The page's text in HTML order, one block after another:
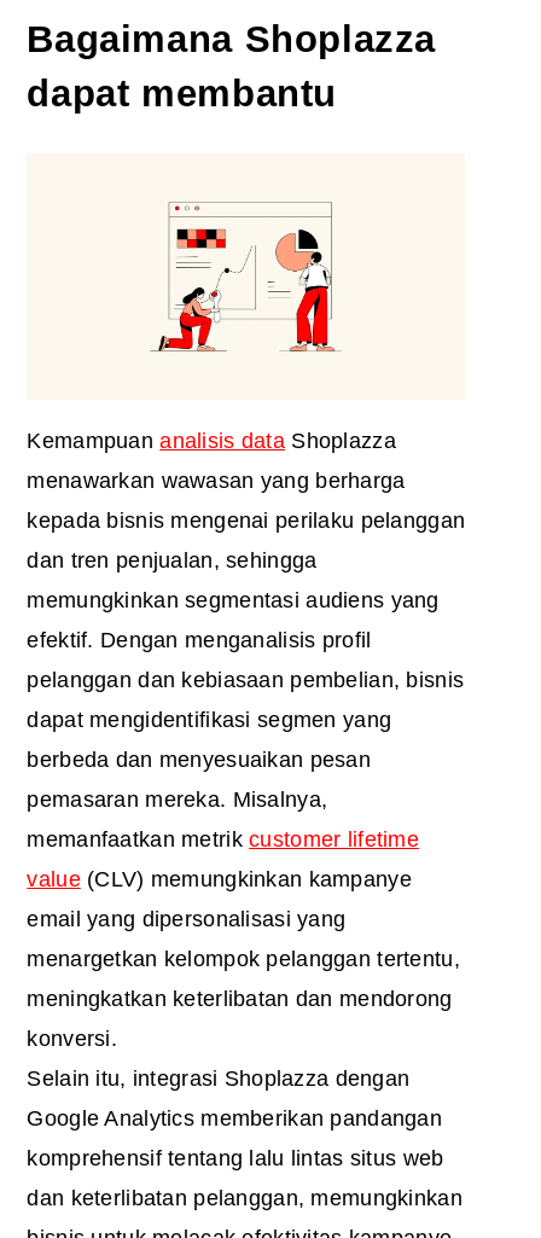
Bagaimana Shoplazza
dapat membantu
Kemampuananalisis data Shoplazza
menawarkan wawasan yang berharga
kepada bisnis mengenai perilaku pelanggan
dan tren penjualan, sehingga
memungkinkan segmentasi audiens yang
efektif. Dengan menganalisis profil
pelanggan dan kebiasaan pembelian, bisnis
dapat mengidentifikasi segmen yang
berbeda dan menyesuaikan pesan
pemasaran mereka. Misalnya,
memanfaatkan metrikcustomer lifetime
value(CLV) memungkinkan kampanye
email yang dipersonalisasi yang
menargetkan kelompok pelanggan tertentu,
meningkatkan keterlibatan dan mendorong
konversi.
Selain itu, integrasi Shoplazza dengan
Google Analytics memberikan pandangan
komprehensif tentang lalu lintas situs web
dan keterlibatan pelanggan, memungkinkan